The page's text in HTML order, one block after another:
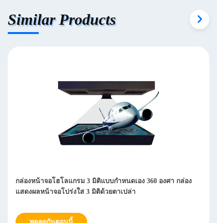
Similar Products
กล่องหน้าจอโฮโลแกรม 3 มิติแบบกำหนดเอง 360 องศา กล่อง
แสดงผลหน้าจอโปร่งใส 3 มิติด้วยตาเปล่า